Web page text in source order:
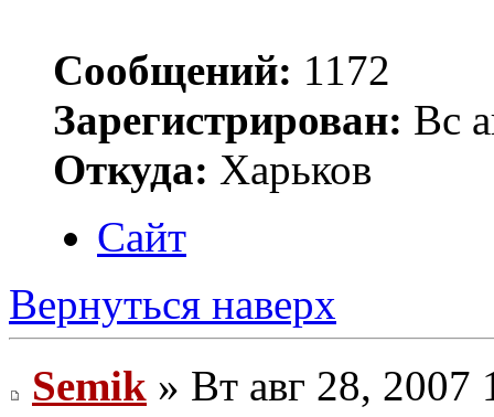
Сообщений: 1172
Зарегистрирован: Вс
Откуда: Харьков
Сайт
Вернуться наверх
Semik » Вт авг 28, 2007